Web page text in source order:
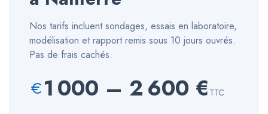
Nos tarifs incluent sondages, essais en laboratoire,
modélisation et rapport remis sous 10 jours ouvrés.
Pas de frais cachés.
1 000 – 2 600 € TTC